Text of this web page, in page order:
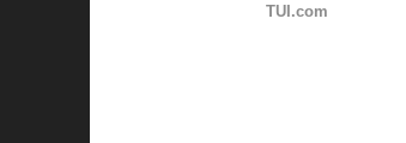
TUI.com